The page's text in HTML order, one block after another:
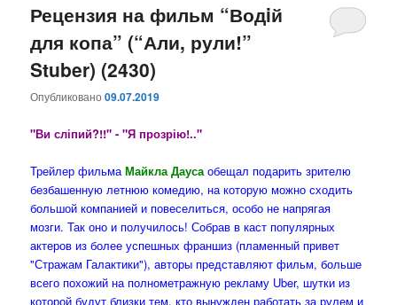
Рецензия на фильм “Водiй
для копа” (“Али, рули!”
Stuber) (2430)
Опубликовано09.07.2019
"Ви сліпий?!!" - "Я прозрію!.."
Трейлер фильмаМайкла Дауса обещал подарить зрителю
безбашенную летнюю комедию, на которую можно сходить
большой компанией и повеселиться, особо не напрягая
мозги. Так оно и получилось! Собрав в каст популярных
актеров из более успешных франшиз (пламенный привет
"Стражам Галактики"), авторы представляют фильм, больше
всего похожий на полнометражную рекламу Uber, шутки из
которой будут близки тем, кто вынужден работать за рулем и